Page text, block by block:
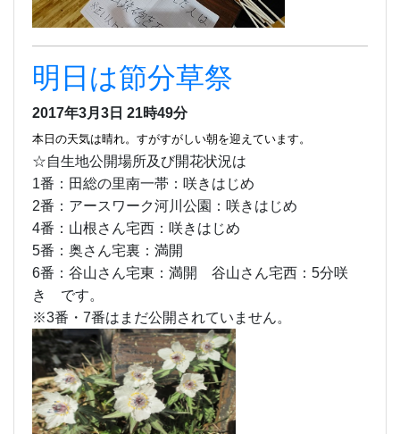
明日は節分草祭
2017年3月3日 21時49分
本日の天気は晴れ。すがすがしい朝を迎えています。
☆自生地公開場所及び開花状況は
1番：田総の里南一帯：咲きはじめ
2番：アースワーク河川公園：咲きはじめ
4番：山根さん宅西：咲きはじめ
5番：奥さん宅裏：満開
6番：谷山さん宅東：満開 谷山さん宅西：5分咲
き です。
※3番・7番はまだ公開されていません。